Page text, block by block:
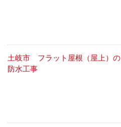
土岐市 フラット屋根（屋上）の
防水工事